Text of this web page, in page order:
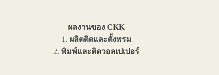
ผลงานของ CKK
1. ผลิตติดและตั้งพรม
2.พิมพ์และติดวอลเปเปอร์